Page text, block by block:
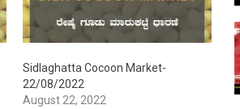
Sidlaghatta Cocoon Market-
22/08/2022
August 22, 2022